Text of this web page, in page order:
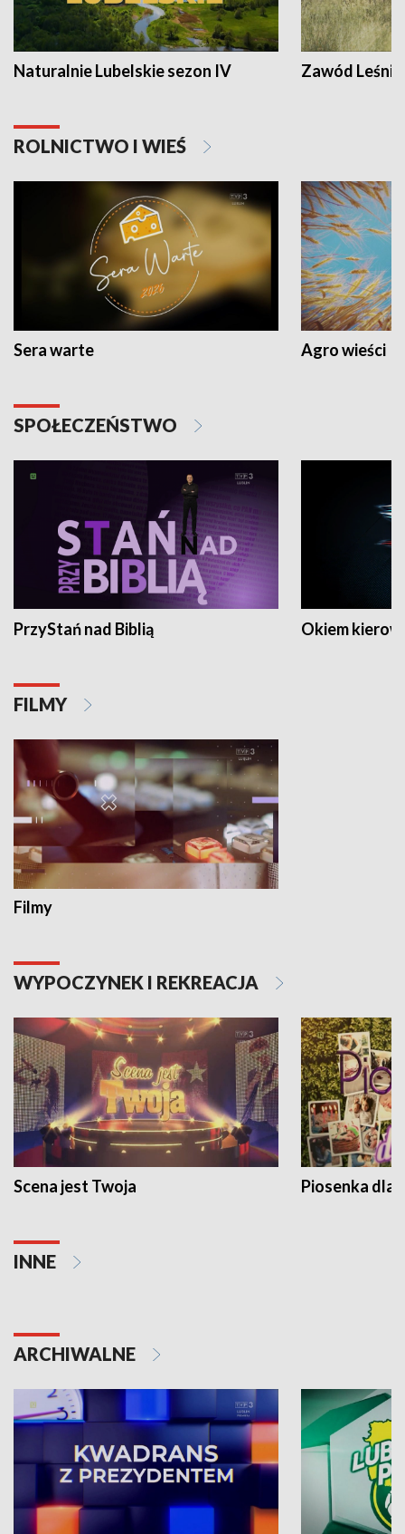
Naturalnie Lubelskie sezon IV Zawód Leśnik
ROLNICTWO I WIEŚ
Sera warte Agro wieści
SPOŁECZEŃSTWO
PrzyStań nad Biblią Okiem
FILMY
Filmy
WYPOCZYNEK I REKREACJA
Scena jest Twoja Piosenka dla
INNE
ARCHIWALNE